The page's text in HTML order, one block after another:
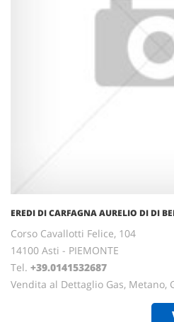
EREDI DI CARFAGNA AURELIO DI DI
Corso Cavallotti Felice, 104
14100 Asti - PIEMONTE
Tel. +39.0141532687
Vendita al Dettaglio Gas, Metano,